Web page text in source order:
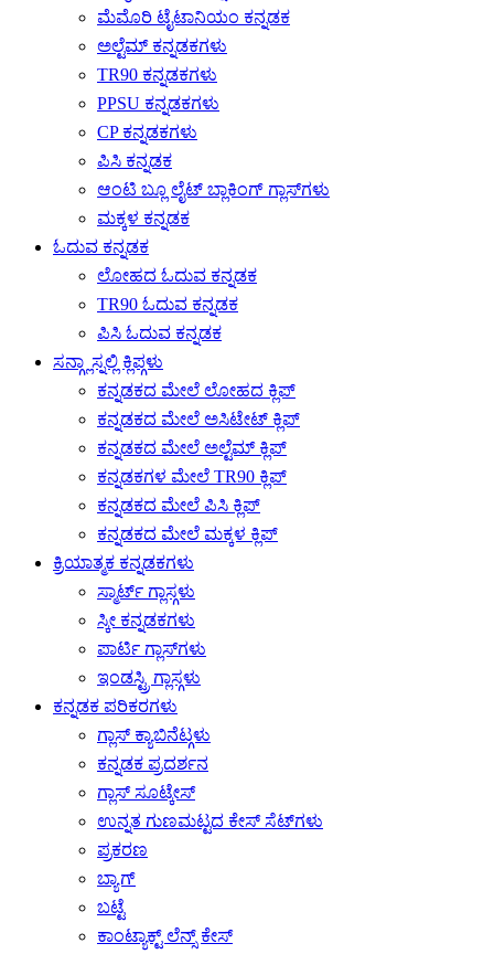
ಮೆಮೊರಿ ಟೈಟಾನಿಯಂ ಕನ್ನಡಕ
ಅಲ್ಟೆಮ್ ಕನ್ನಡಕಗಳು
TR90 ಕನ್ನಡಕಗಳು
PPSU ಕನ್ನಡಕಗಳು
CP ಕನ್ನಡಕಗಳು
ಪಿಸಿ ಕನ್ನಡಕ
ಆಂಟಿ ಬ್ಲೂ ಲೈಟ್ ಬ್ಲಾಕಿಂಗ್ ಗ್ಲಾಸ್‌ಗಳು
ಮಕ್ಕಳ ಕನ್ನಡಕ
ಓದುವ ಕನ್ನಡಕ
ಲೋಹದ ಓದುವ ಕನ್ನಡಕ
TR90 ಓದುವ ಕನ್ನಡಕ
ಪಿಸಿ ಓದುವ ಕನ್ನಡಕ
ಸನ್ಗ್ಲಾಸ್ನಲ್ಲಿ ಕ್ಲಿಪ್ಗಳು
ಕನ್ನಡಕದ ಮೇಲೆ ಲೋಹದ ಕ್ಲಿಪ್
ಕನ್ನಡಕದ ಮೇಲೆ ಅಸಿಟೇಟ್ ಕ್ಲಿಪ್
ಕನ್ನಡಕದ ಮೇಲೆ ಅಲ್ಟೆಮ್ ಕ್ಲಿಪ್
ಕನ್ನಡಕಗಳ ಮೇಲೆ TR90 ಕ್ಲಿಪ್
ಕನ್ನಡಕದ ಮೇಲೆ ಪಿಸಿ ಕ್ಲಿಪ್
ಕನ್ನಡಕದ ಮೇಲೆ ಮಕ್ಕಳ ಕ್ಲಿಪ್
ಕ್ರಿಯಾತ್ಮಕ ಕನ್ನಡಕಗಳು
ಸ್ಮಾರ್ಟ್ ಗ್ಲಾಸ್ಗಳು
ಸ್ಕೀ ಕನ್ನಡಕಗಳು
ಪಾರ್ಟಿ ಗ್ಲಾಸ್‌ಗಳು
ಇಂಡಸ್ಟ್ರಿ ಗ್ಲಾಸ್ಗಳು
ಕನ್ನಡಕ ಪರಿಕರಗಳು
ಗ್ಲಾಸ್ ಕ್ಯಾಬಿನೆಟ್ಗಳು
ಕನ್ನಡಕ ಪ್ರದರ್ಶನ
ಗ್ಲಾಸ್ ಸೂಟ್ಕೇಸ್
ಉನ್ನತ ಗುಣಮಟ್ಟದ ಕೇಸ್ ಸೆಟ್‌ಗಳು
ಪ್ರಕರಣ
ಬ್ಯಾಗ್
ಬಟ್ಟೆ
ಕಾಂಟ್ಯಾಕ್ಟ್ ಲೆನ್ಸ್ ಕೇಸ್